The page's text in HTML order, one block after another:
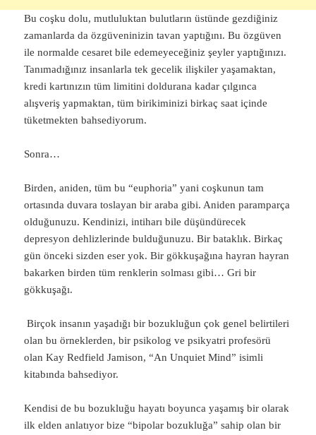
Bu coşku dolu, mutluluktan bulutların üstünde gezdiğiniz
zamanlarda da özgüveninizin tavan yaptığını. Bu özgüven
ile normalde cesaret bile edemeyeceğiniz şeyler yaptığınızı.
Tanımadığınız insanlarla tek gecelik ilişkiler yaşamaktan,
kredi kartınızın tüm limitini doldurana kadar çılgınca
alışveriş yapmaktan, tüm birikiminizi birkaç saat içinde
tüketmekten bahsediyorum.
Sonra…
Birden, aniden, tüm bu “euphoria” yani coşkunun tam
ortasında duvara toslayan bir araba gibi. Aniden paramparça
olduğunuzu. Kendinizi, intiharı bile düşündürecek
depresyon dehlizlerinde bulduğunuzu. Bir bataklık. Birkaç
gün önceki sizden eser yok. Bir gökkuşağına hayran hayran
bakarken birden tüm renklerin solması gibi… Gri bir
gökkuşağı.
Birçok insanın yaşadığı bir bozukluğun çok genel belirtileri
olan bu örneklerden, bir psikolog ve psikyatri profesörü
olan Kay Redfield Jamison, “An Unquiet Mind” isimli
kitabında bahsediyor.
Kendisi de bu bozukluğu hayatı boyunca yaşamış bir olarak
ilk elden anlatıyor bize “bipolar bozukluğa” sahip olan bir